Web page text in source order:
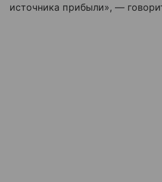
источника прибыли», —